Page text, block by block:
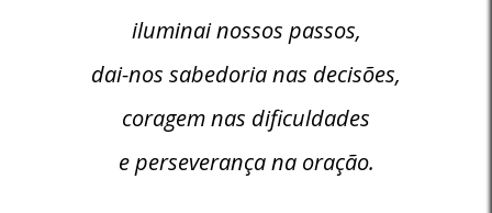
iluminai nossos passos,
dai-nos sabedoria nas decisões,
coragem nas dificuldades
e perseverança na oração.